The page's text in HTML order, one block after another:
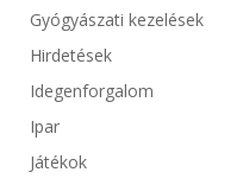
Gyógyászati kezelések
Hirdetések
Idegenforgalom
Ipar
Játékok